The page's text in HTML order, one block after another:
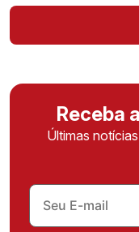
Receba
Últimas